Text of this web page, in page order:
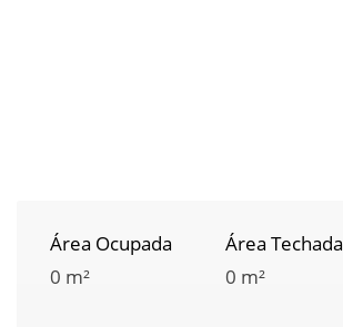
Área Ocupada
0 m²
Área Techada
0 m²